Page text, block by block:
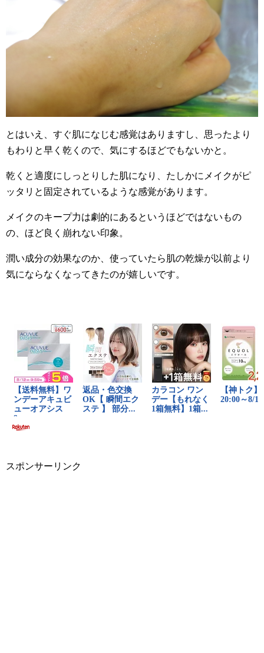
とはいえ、すぐ肌になじむ感覚はありますし、思ったより
もわりと早く乾くので、気にするほどでもないかと。
乾くと適度にしっとりした肌になり、たしかにメイクがピ
ッタリと固定されているような感覚があります。
メイクのキープ力は劇的にあるというほどではないもの
の、ほど良く崩れない印象。
潤い成分の効果なのか、使っていたら肌の乾燥が以前より
気にならなくなってきたのが嬉しいです。
スポンサーリンク